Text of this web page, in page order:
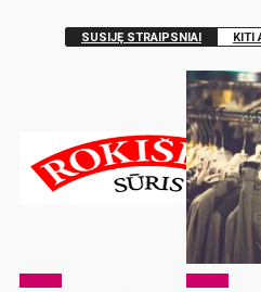
SUSIJĘ STRAIPSNIAI KITI